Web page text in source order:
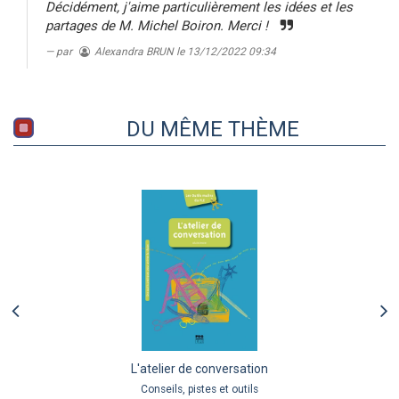
Décidément, j'aime particulièrement les idées et les
partages de M. Michel Boiron. Merci !
par Alexandra BRUN le 13/12/2022 09:34
DU MÊME THÈME
L'atelier de conversation
Conseils, pistes et outils